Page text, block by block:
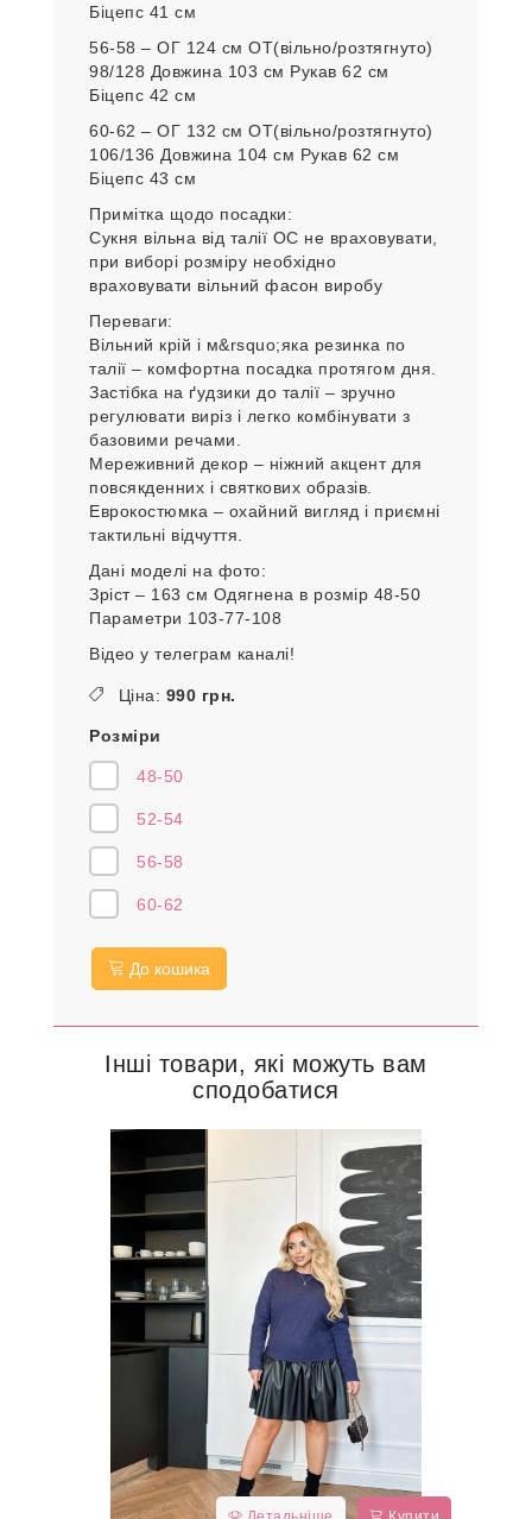
Біцепс 41 см
56-58 – ОГ 124 см ОТ(вільно/розтягнуто)
98/128 Довжина 103 см Рукав 62 см
Біцепс 42 см
60-62 – ОГ 132 см ОТ(вільно/розтягнуто)
106/136 Довжина 104 см Рукав 62 см
Біцепс 43 см
Примітка щодо посадки:
Сукня вільна від талії ОС не враховувати,
при виборі розміру необхідно
враховувати вільний фасон виробу
Переваги:
Вільний крій і м&rsquo;яка резинка по
талії – комфортна посадка протягом дня.
Застібка на ґудзики до талії – зручно
регулювати виріз і легко комбінувати з
базовими речами.
Мереживний декор – ніжний акцент для
повсякденних і святкових образів.
Еврокостюмка – охайний вигляд і приємні
тактильні відчуття.
Дані моделі на фото:
Зріст – 163 см Одягнена в розмір 48-50
Параметри 103-77-108
Відео у телеграм каналі!
Ціна: 990 грн.
Розміри
48-50
52-54
56-58
60-62
До кошика
Інші товари, які можуть вам
сподобатися